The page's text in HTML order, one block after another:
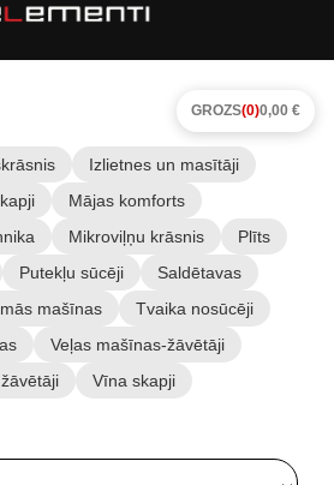
Izlietnes un masītāji
Mājas komforts
Mikroviļņu krāsnis
Plīts
Putekļu sūcēji
Saldētavas
mašīnas
Tvaika nosūcēji
Veļas mašīnas-žāvētāji
Vīna skapji
GROZS(0)0,00 €